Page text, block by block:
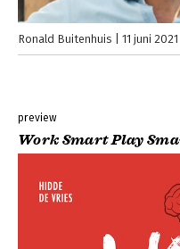
Ronald Buitenhuis 11 juni 2021
preview
Work Smart Play